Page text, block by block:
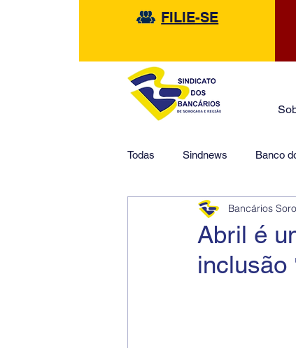
FILIE-SE
Todas Sindnews Banco
HSBC
Abril é
inclusão
Bancários